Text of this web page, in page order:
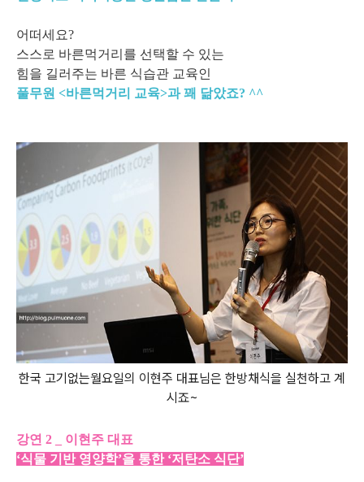
어떠세요?
스스로 바른먹거리를 선택할 수 있는
힘을 길러주는 바른 식습관 교육인
풀무원 <바른먹거리 교육>과 꽤 닮았죠? ^^
한국 고기없는월요일의 이현주 대표님은 한방채식을 실천하고 계
시죠~
강연 2 _ 이현주 대표
‘식물 기반 영양학’을 통한 ‘저탄소 식단’